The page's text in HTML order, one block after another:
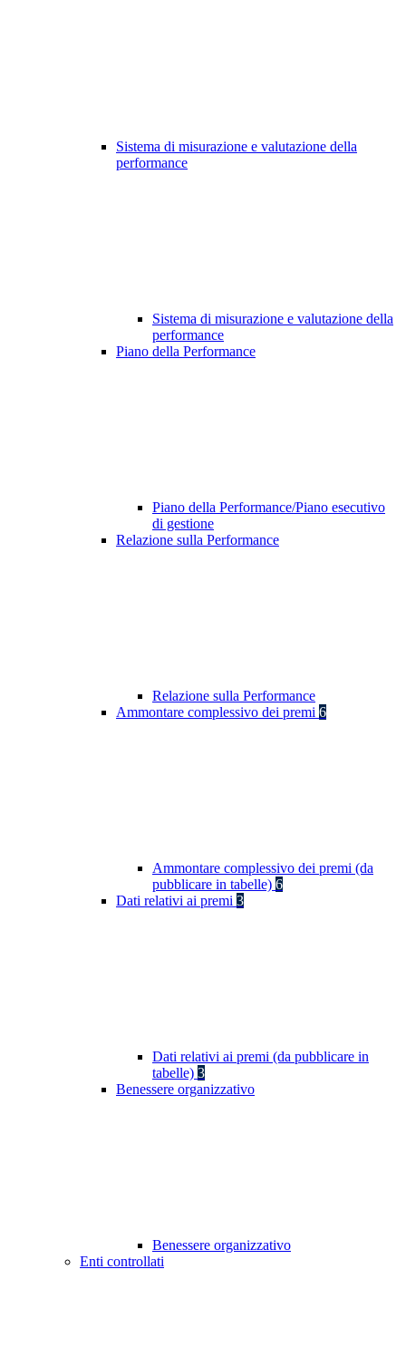
Sistema di misurazione e valutazione della
performance
Sistema di misurazione e valutazione della
performance
Piano della Performance
Piano della Performance/Piano esecutivo
di gestione
Relazione sulla Performance
Relazione sulla Performance
Ammontare complessivo dei premi 6
Ammontare complessivo dei premi (da
pubblicare in tabelle) 6
Dati relativi ai premi 3
Dati relativi ai premi (da pubblicare in
tabelle) 3
Benessere organizzativo
Benessere organizzativo
Enti controllati